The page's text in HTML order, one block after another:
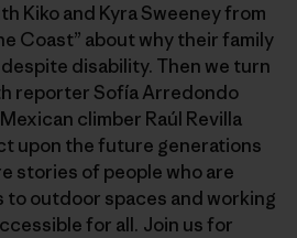
Kiko and Kyra Sweeney from
Coast” about why their family
disability. Then we turn
reporter Sofía Arredondo
climber Raúl Revilla
upon the future generations
stories of people who are
to outdoor spaces and working
for all. Join us for